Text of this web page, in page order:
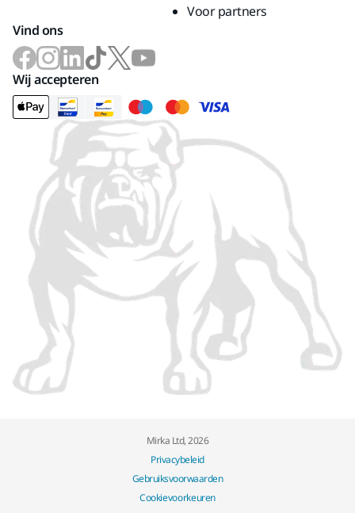
Voor partners
Vind ons
Wij accepteren
Mirka Ltd, 2026
Privacybeleid
Gebruiksvoorwaarden
Cookievoorkeuren